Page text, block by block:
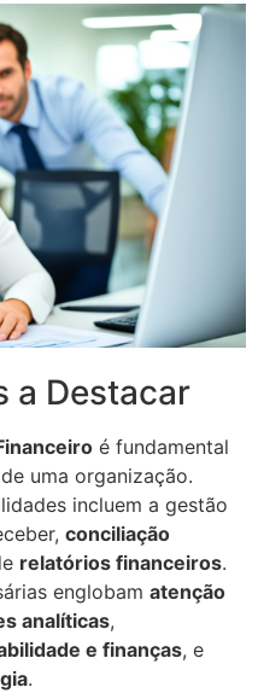
a Destacar
é fundamental
uma organização.
incluem a gestão
conciliação
relatórios financeiros.
englobam atenção
analíticas,
e finanças, e
.